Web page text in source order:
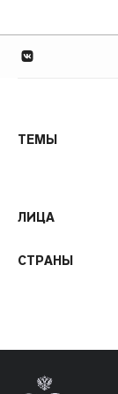
ТЕМЫ
ЛИЦА
СТРАНЫ